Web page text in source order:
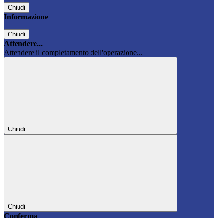
Chiudi
Informazione
Chiudi
Attendere...
Attendere il completamento dell'operazione...
Chiudi
Chiudi
Conferma